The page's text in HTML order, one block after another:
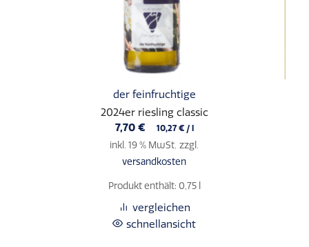
der feinfruchtige
2024er riesling classic
7,70 € 10,27 €/ l
inkl. 19 % MwSt. zzgl.
versandkosten
Produkt enthält: 0,75
vergleichen
schnellansicht